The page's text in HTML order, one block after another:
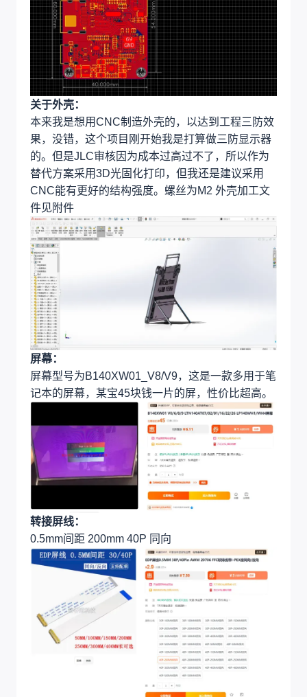
关于外壳：
本来我是想用CNC制造外壳的，以达到工程三防效
果，没错，这个项目刚开始我是打算做三防显示器
的。但是JLC审核因为成本过高过不了，所以作为
替代方案采用3D光固化打印，但我还是建议采用
CNC能有更好的结构强度。螺丝为M2 外壳加工文
件见附件
屏幕：
屏幕型号为B140XW01_V8/V9，这是一款多用于笔
记本的屏幕，某宝45块钱一片的屏，性价比超高。
转接屏线：
0.5mm间距 200mm 40P 同向